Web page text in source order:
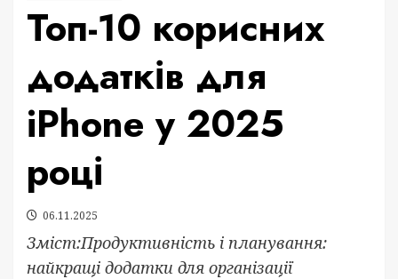
Топ-10 корисних
додатків для
iPhone у 2025
році
06.11.2025
Зміст:Продуктивність і планування:
найкращі додатки для організації